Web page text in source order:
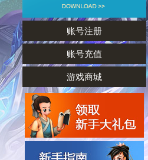
账号注册
账号充值
游戏商城